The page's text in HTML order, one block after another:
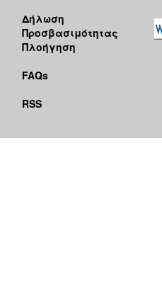
Δήλωση
Προσβασιμότητας
Πλοήγηση
FAQs
RSS